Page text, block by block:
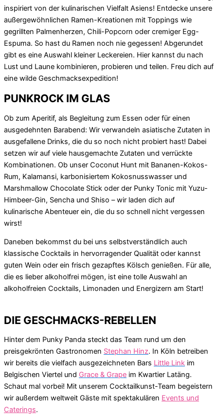
inspiriert von der kulinarischen Vielfalt Asiens! Entdecke unsere
außergewöhnlichen Ramen-Kreationen mit Toppings wie
gegrillten Palmenherzen, Chili-Popcorn oder cremiger Egg-
Espuma. So hast du Ramen noch nie gegessen! Abgerundet
gibt es eine Auswahl kleiner Leckereien. Hier kannst du nach
Lust und Laune kombinieren, probieren und teilen. Freu dich auf
eine wilde Geschmacksexpedition!
PUNKROCK IM GLAS
Ob zum Aperitif, als Begleitung zum Essen oder für einen
ausgedehnten Barabend: Wir verwandeln asiatische Zutaten in
ausgefallene Drinks, die du so noch nicht probiert hast! Dabei
setzen wir auf viele hausgemachte Zutaten und verrückte
Kombinationen. Ob unser Coconut Hunt mit Bananen-Kokos-
Rum, Kalamansi, karbonisiertem Kokosnusswasser und
Marshmallow Chocolate Stick oder der Punky Tonic mit Yuzu-
Himbeer-Gin, Sencha und Shiso – wir laden dich auf
kulinarische Abenteuer ein, die du so schnell nicht vergessen
wirst!
Daneben bekommst du bei uns selbstverständlich auch
klassische Cocktails in hervorragender Qualität oder kannst
guten Wein oder ein frisch gezapftes Kölsch genießen. Für alle,
die es lieber alkoholfrei mögen, ist eine tolle Auswahl an
alkoholfreien Cocktails, Limonaden und Energizern am Start!
DIE GESCHMACKS-REBELLEN
Hinter dem Punky Panda steckt das Team rund um den
preisgekrönten Gastronomen Stephan Hinz. In Köln betreiben
wir bereits die vielfach ausgezeichneten Bars Little Link im
Belgischen Viertel und Grace & Grape im Kwartier Latäng.
Schaut mal vorbei! Mit unserem Cocktailkunst-Team begeistern
wir außerdem weltweit Gäste mit spektakulären Events und
Caterings.